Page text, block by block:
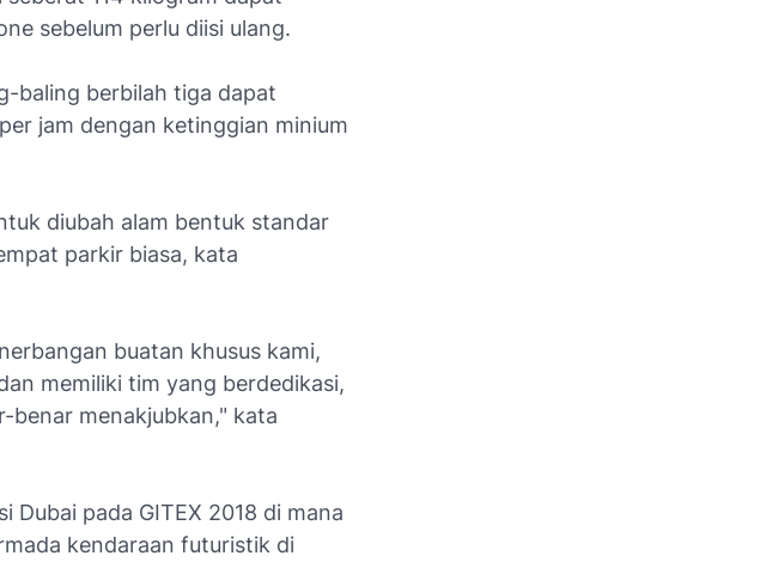
sebelum perlu diisi ulang.
baling berbilah tiga dapat
jam dengan ketinggian minium
diubah alam bentuk standar
parkir biasa, kata
buatan khusus kami,
memiliki tim yang berdedikasi,
benar menakjubkan," kata
Dubai pada GITEX 2018 di mana
kendaraan futuristik di